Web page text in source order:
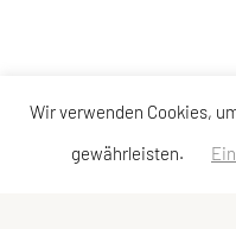
Wir verwenden Cookies,
gewährleisten.